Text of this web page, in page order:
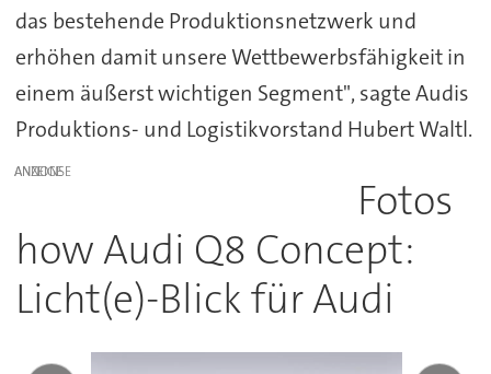
das bestehende Produktionsnetzwerk und
erhöhen damit unsere Wettbewerbsfähigkeit in
einem äußerst wichtigen Segment", sagte Audis
Produktions- und Logistikvorstand Hubert Waltl.
ANZEIGE
Fotos
how Audi Q8 Concept:
Licht(e)-Blick für Audi